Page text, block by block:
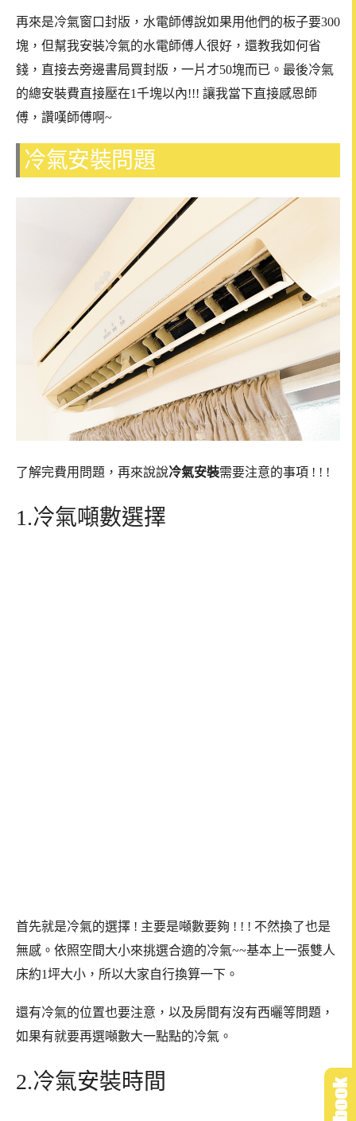
再來是冷氣窗口封版，水電師傅說如果用他們的板子要300
塊，但幫我安裝冷氣的水電師傅人很好，還教我如何省
錢，直接去旁邊書局買封版，一片才50塊而已。最後冷氣
的總安裝費直接壓在1千塊以內!!! 讓我當下直接感恩師
傅，讚嘆師傅啊~
冷氣安裝問題
了解完費用問題，再來說說冷氣安裝需要注意的事項 ! ! !
1.冷氣噸數選擇
首先就是冷氣的選擇 ! 主要是噸數要夠 ! ! ! 不然換了也是
無感。 依照空間大小來挑選合適的冷氣~~基本上一張雙人
床約1坪大小，所以大家自行換算一下。
還有冷氣的位置也要注意，以及房間有沒有西曬等問題，
如果有就要再選噸數大一點點的冷氣。
2.冷氣安裝時間